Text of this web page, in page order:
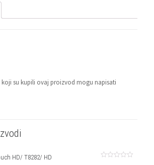
su kupili ovaj proizvod mogu napisati
HD/ T8282/ HD